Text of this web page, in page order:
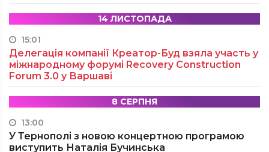
14 ЛИСТОПАДА
15:01
Делегація компанії Креатор-Буд взяла участь у
міжнародному форумі Recovery Construction
Forum 3.0 у Варшаві
8 СЕРПНЯ
13:00
У Тернополі з новою концертною програмою
виступить Наталія Бучинська